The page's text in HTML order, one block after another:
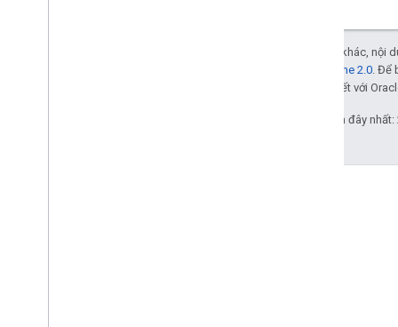
Trừ phi có lưu ý khác, nội
Giấy phép Apache 2.0 .
các đơn vị liên kết với
Cập nhật lần gần đây nhất: